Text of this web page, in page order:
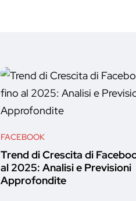
FACEBOOK
Trend di Crescita di
al 2025: Analisi e Previsioni
Approfondite